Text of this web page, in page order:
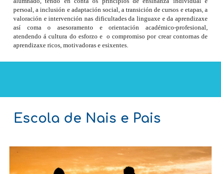
persoal, a inclusión e adaptación social, a transición de cursos e etapas, a
valoración e intervención nas dificultades da linguaxe e da aprendizaxe
así coma o asesoramento e orientación académico-profesional,
atendendo á cultura do esforzo e o compromiso por crear contornas de
aprendizaxe ricos, motivadoras e esixentes.
Escola de Nais e Pais